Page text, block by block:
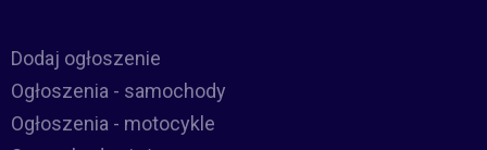
Dodaj ogłoszenie
Ogłoszenia - samochody
Ogłoszenia - motocykle